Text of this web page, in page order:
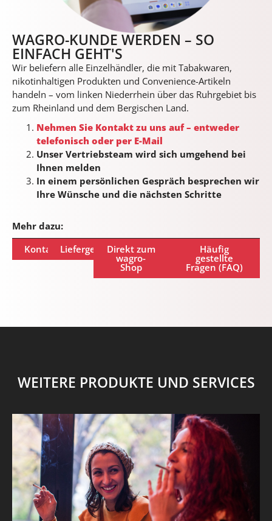
WAGRO-KUNDE WERDEN – SO
EINFACH GEHT'S
Wir beliefern alle Einzelhändler, die mit Tabakwaren,
nikotinhaltigen Produkten und Convenience-Artikeln
handeln – vom linken Niederrhein über das Ruhrgebiet bis
zum Rheinland und dem Bergischen Land.
Nehmen Sie Kontakt zu uns auf – entweder
telefonisch oder per E-Mail
Unser Vertriebsteam wird sich umgehend bei
Ihnen melden
In einem persönlichen Gespräch besprechen wir
Ihre Wünsche und die nächsten Schritte
Mehr dazu:
Kontakt LiefergebietDirekt zum
wagro-
Shop
Häufig
gestellte
Fragen (FAQ)
WEITERE PRODUKTE UND SERVICES